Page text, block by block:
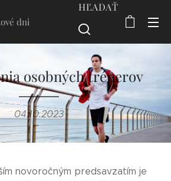
dni
HĽADAŤ
osobných trénerov
04.10.2023
novoročným predsavzatím je